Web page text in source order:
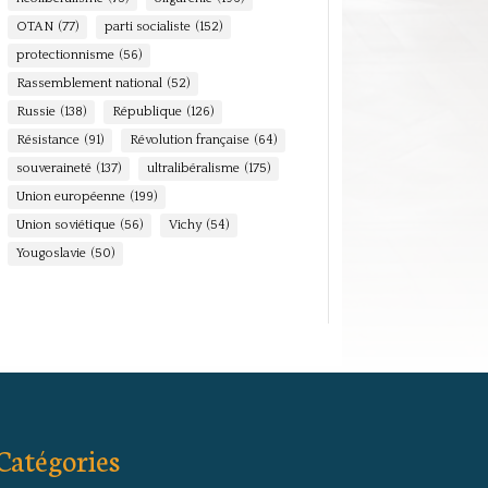
OTAN (77) parti socialiste (152)
protectionnisme (56)
Rassemblement national (52)
Russie (138) République (126)
Résistance (91) Révolution française (64)
souveraineté (137) ultralibéralisme (175)
Union européenne (199)
Union soviétique (56) Vichy (54)
Yougoslavie (50)